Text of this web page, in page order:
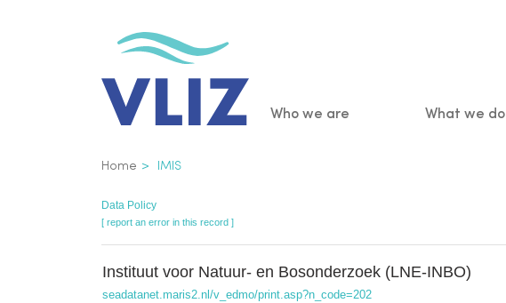
Main
Who we are What we do
Breadcrumb
Home IMIS
Data Policy
[ report an error in this record ]
Instituut voor Natuur- en Bosonderzoek (LNE-INBO)
seadatanet.maris2.nl/v_edmo/print.asp?n_code=202